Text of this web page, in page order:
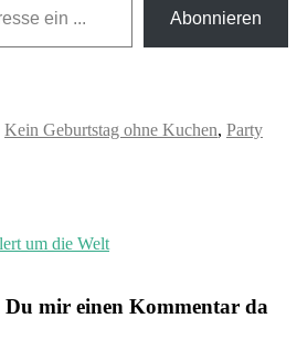
Abonnieren
Kein Geburtstag ohne Kuchen, Party
um die Welt
mir einen Kommentar da